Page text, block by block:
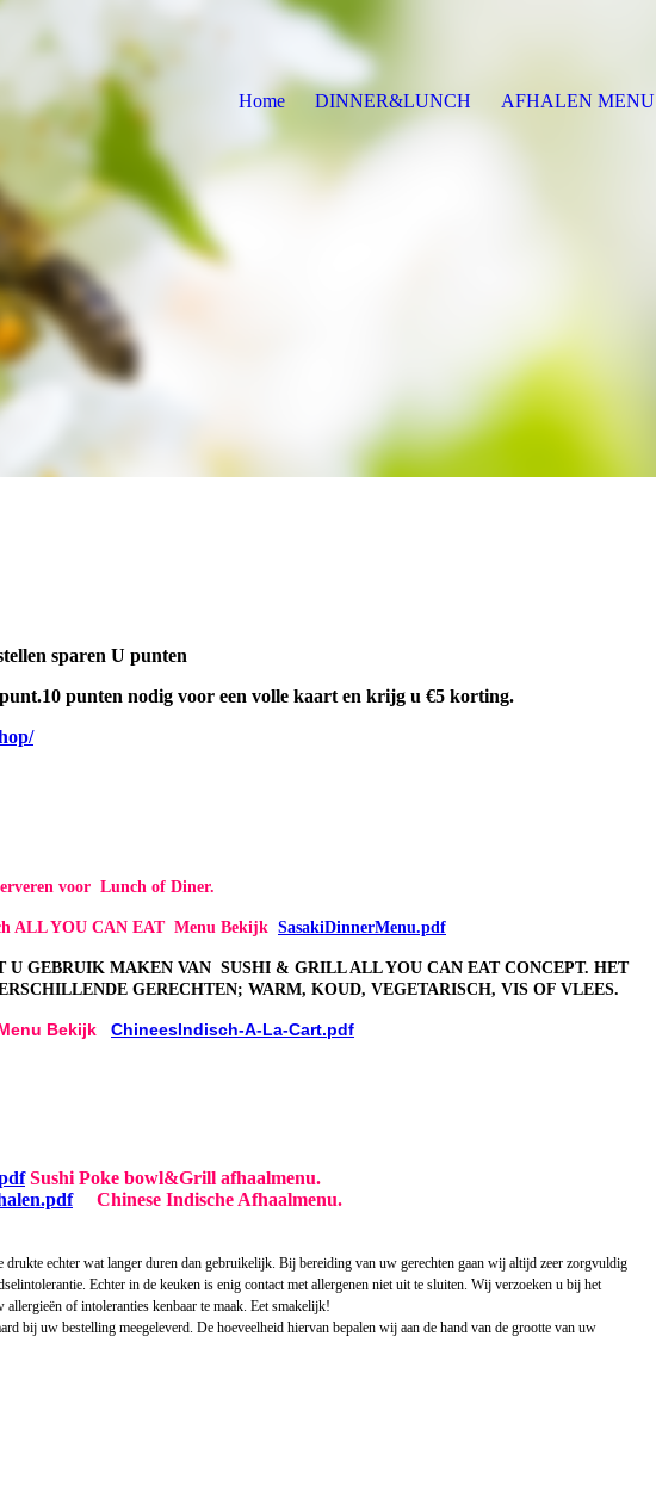
sparen U punten
punten nodig voor een volle kaart en krijg u €5 korting.
voor Lunch of Diner.
ALL YOU CAN EAT Menu Bekijk SasakiDinnerMenu.pdf
U GEBRUIK MAKEN VAN SUSHI & GRILL ALL YOU CAN EAT CONCEPT. HET
GERECHTEN; WARM, KOUD, VEGETARISCH, VIS OF VLEES.
Bekijk ChineesIndisch-A-La-Cart.pdf
Sushi Poke bowl&Grill afhaalmenu.
Chinese Indische Afhaalmenu.
drukte echter wat langer duren dan gebruikelijk. Bij bereiding van uw gerechten gaan wij altijd zeer zorgvuldig
Echter in de keuken is enig contact met allergenen niet uit te sluiten. Wij verzoeken u bij het
of intoleranties kenbaar te maak. Eet smakelijk!
bij uw bestelling meegeleverd. De hoeveelheid hiervan bepalen wij aan de hand van de grootte van uw
Home DINNER&LUNCH AFHALEN MENU